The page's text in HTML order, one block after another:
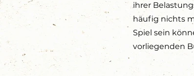
ihrer
häufig nichts
Spiel sein
vorliegenden